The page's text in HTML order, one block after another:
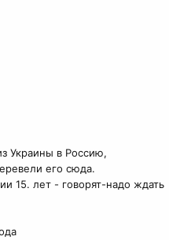
Украины в Россию,
его сюда.
15. лет - говорят-надо ждать